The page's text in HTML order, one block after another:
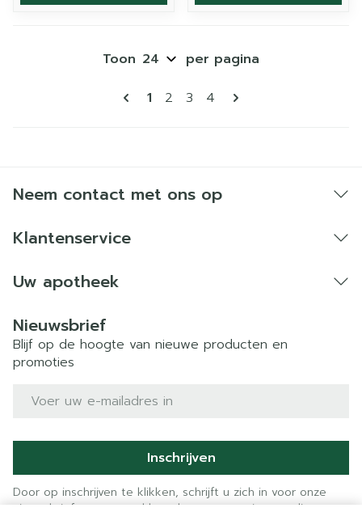
Pagina's
U lees momenteel pagina
1 Pagina
2 Pagina
3 Pagina
4
Toon per pagina
Neem contact met ons op
Klantenservice
Uw apotheek
Nieuwsbrief
Blijf op de hoogte van nieuwe producten en
promoties
E-mail adres
Inschrijven
Door op inschrijven te klikken, schrijft u zich in voor onze
nieuwsbrief en gaat u akkoord met onzeprivacy policy.